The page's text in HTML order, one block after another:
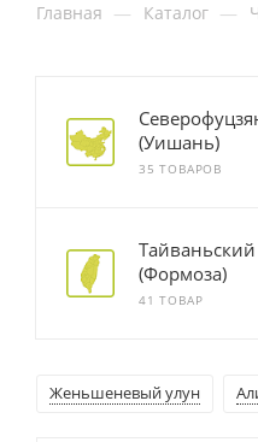
Главная — Каталог —
(Уишань)
35 ТОВАРОВ
(Формоза)
41 ТОВАР
Женьшеневый улун